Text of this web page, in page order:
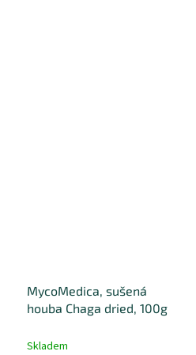
MycoMedica, sušená
houba Chaga dried, 100g
Skladem